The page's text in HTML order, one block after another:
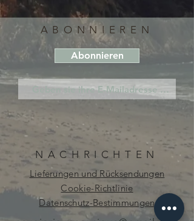
ABONNIEREN
Abonnieren
NACHRICHTEN
Lieferungen und Rücksendungen
Cookie-Richtlinie
Datenschutz-Bestimmungen